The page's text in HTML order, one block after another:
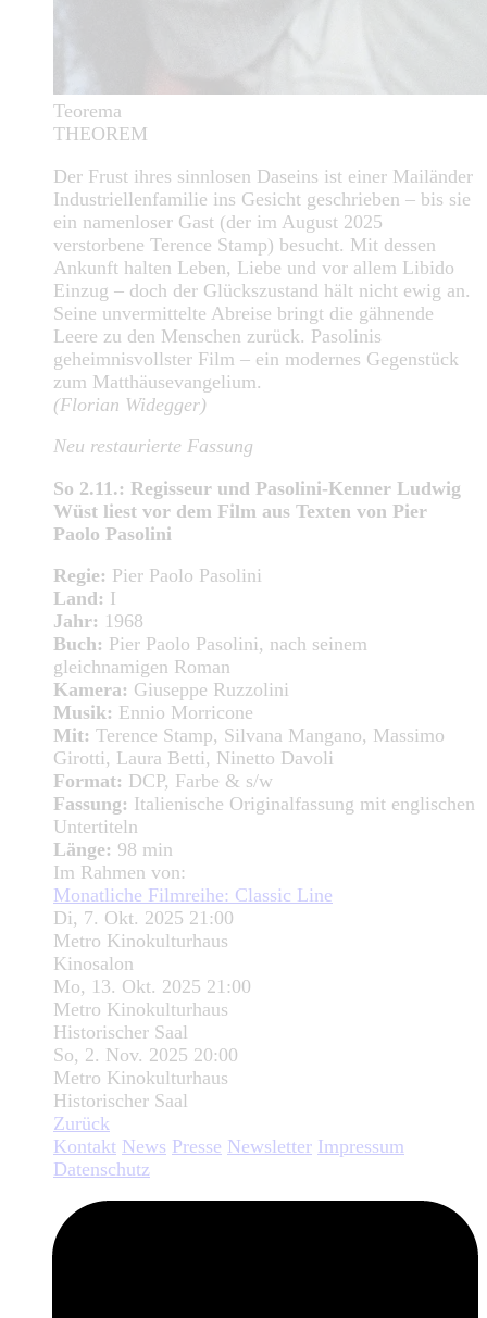
Teorema
THEOREM
Der Frust ihres sinnlosen Daseins ist einer Mailänder
Industriellenfamilie ins Gesicht geschrieben – bis sie
ein namenloser Gast (der im August 2025
verstorbene Terence Stamp) besucht. Mit dessen
Ankunft halten Leben, Liebe und vor allem Libido
Einzug – doch der Glückszustand hält nicht ewig an.
Seine unvermittelte Abreise bringt die gähnende
Leere zu den Menschen zurück. Pasolinis
geheimnisvollster Film – ein modernes Gegenstück
zum Matthäusevangelium.
(Florian Widegger)
Neu restaurierte Fassung
So 2.11.: Regisseur und Pasolini-Kenner Ludwig
Wüst liest vor dem Film aus Texten von Pier
Paolo Pasolini
Regie: Pier Paolo Pasolini
Land: I
Jahr: 1968
Buch: Pier Paolo Pasolini, nach seinem
gleichnamigen Roman
Kamera: Giuseppe Ruzzolini
Musik: Ennio Morricone
Mit: Terence Stamp, Silvana Mangano, Massimo
Girotti, Laura Betti, Ninetto Davoli
Format: DCP, Farbe & s/w
Fassung: Italienische Originalfassung mit englischen
Untertiteln
Länge: 98 min
Im Rahmen von:
Monatliche Filmreihe: Classic Line
Di, 7. Okt. 2025 21:00
Metro Kinokulturhaus
Kinosalon
Mo, 13. Okt. 2025 21:00
Metro Kinokulturhaus
Historischer Saal
So, 2. Nov. 2025 20:00
Metro Kinokulturhaus
Historischer Saal
Zurück
Kontakt News Presse Newsletter Impressum
Datenschutz